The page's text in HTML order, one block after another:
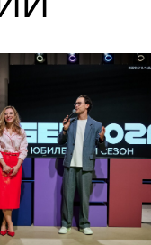
Global Event